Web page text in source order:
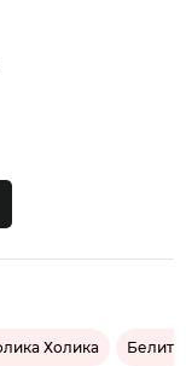
Холика Белита